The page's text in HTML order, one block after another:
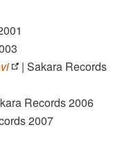
| Sakara Records
Records 2006
2007